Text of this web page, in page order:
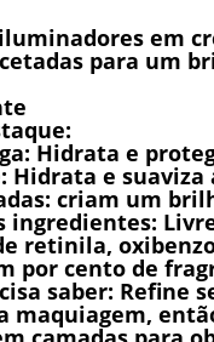
iluminadores em
para um
Hidrata e
Hidrata e
criam um
ingredientes:
retinila,
por cento de
saber: